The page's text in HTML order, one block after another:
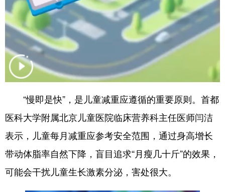
四川 贵州 云南 西藏
陕西 甘肃 青海 宁夏
新疆 黑龙江
多语种频道
English Español Français عربى
Русский язык 日本語 한국어
Deutsch Português
“慢即是快”，是儿童减重应遵循的重要原则。首都
医科大学附属北京儿童医院临床营养科主任医师闫洁
表示，儿童每月减重应参考安全范围，通过身高增长
带动体脂率自然下降，盲目追求“月瘦几十斤”的效果，
可能会干扰儿童生长激素分泌，害处很大。